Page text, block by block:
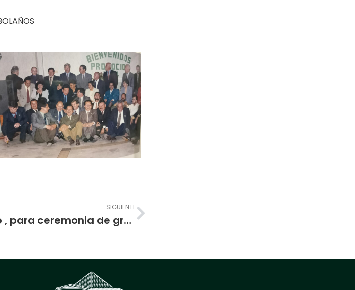
SIGUIENTE
Alquiler Auditorio , para ceremonia de graduación de estudiantes del Programa de Formación Complementaria 2024-A
Next